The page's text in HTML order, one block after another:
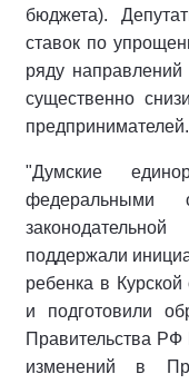
бюджета).
ставок по
ряду направлений
существенно
предпринимателей.
"Думские
федеральными
поддержали
ребенка в Курской
и подготовили
Правительства РФ
изменений в